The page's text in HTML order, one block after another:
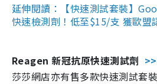
延伸閱讀：【快速測試套裝】
快速檢測劑！低至$15/支 獲歐盟
Reagen 新冠抗原快速測試劑
莎莎網店亦有售多款快速測試套